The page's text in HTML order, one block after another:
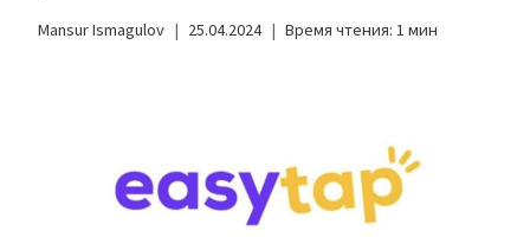
Mansur Ismagulov 25.04.2024 Время чтения: 1 мин